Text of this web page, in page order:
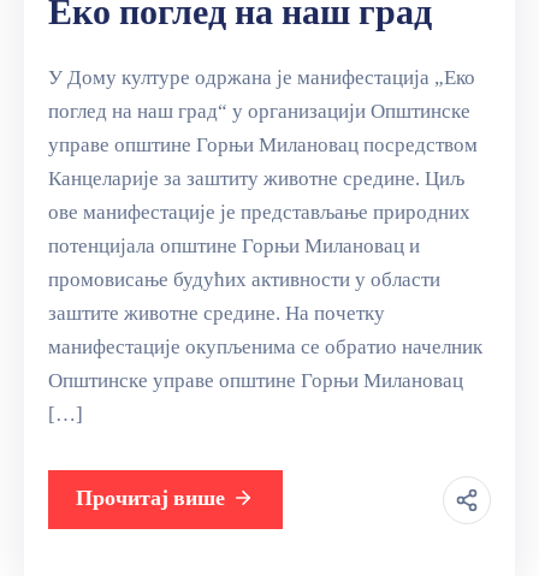
Еко поглед на наш град
У Дому културе одржана је манифестација „Еко
поглед на наш град“ у организацији Општинске
управе општине Горњи Милановац посредством
Канцеларије за заштиту животне средине. Циљ
ове манифестације је представљање природних
потенцијала општине Горњи Милановац и
промовисање будућих активности у области
заштите животне средине. На почетку
манифестације окупљенима се обратио начелник
Општинске управе општине Горњи Милановац
[…]
Прочитај више